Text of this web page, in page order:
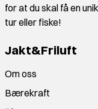
for at du skal få en
tur eller fiske!
Jakt&Friluft
Om oss
Bærekraft